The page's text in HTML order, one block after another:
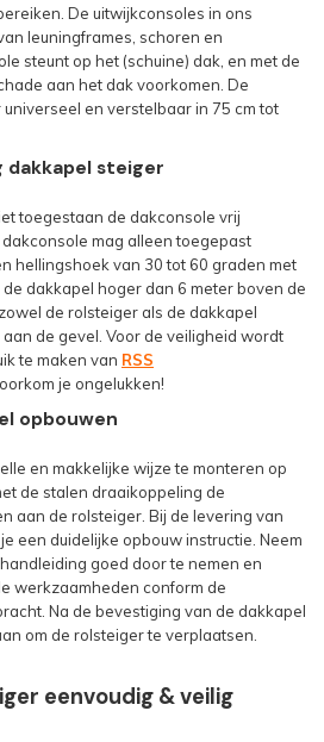
De uitwijkconsoles in ons
leuningframes, schoren en
steunt op het (schuine) dak, en met de
aan het dak voorkomen. De
en verstelbaar in 75 cm tot
steiger
toegestaan de dakconsole vrij
mag alleen toegepast
hellingshoek van 30 tot 60 graden met
dakkapel hoger dan 6 meter boven de
de rolsteiger als de dakkapel
de gevel. Voor de veiligheid wordt
te maken van RSS
je ongelukken!
opbouwen
en makkelijke wijze te monteren op
de stalen draaikoppeling de
aan de rolsteiger. Bij de levering van
een duidelijke opbouw instructie. Neem
goed door te nemen en
werkzaamheden conform de
Na de bevestiging van de dakkapel
om de rolsteiger te verplaatsen.
eenvoudig & veilig